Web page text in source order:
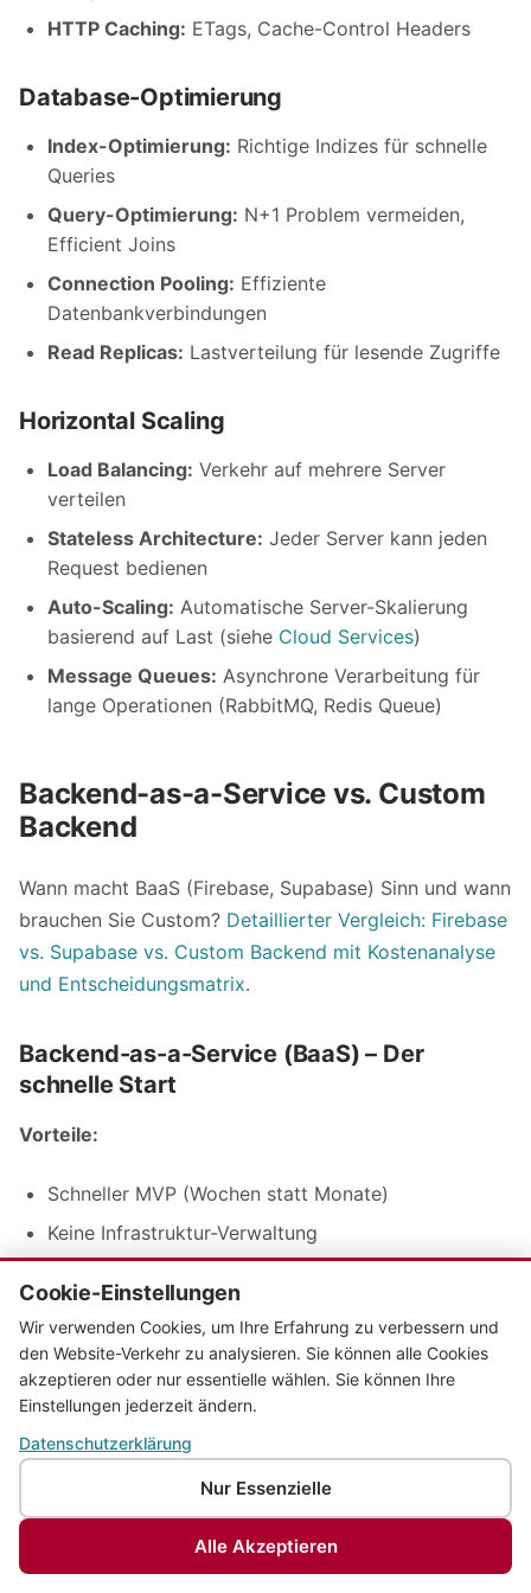
HTTP Caching: ETags, Cache-Control Headers
Database-Optimierung
Index-Optimierung: Richtige Indizes für schnelle
Queries
Query-Optimierung: N+1 Problem vermeiden,
Efficient Joins
Connection Pooling: Effiziente
Datenbankverbindungen
Read Replicas: Lastverteilung für lesende Zugriffe
Horizontal Scaling
Load Balancing: Verkehr auf mehrere Server
verteilen
Stateless Architecture: Jeder Server kann jeden
Request bedienen
Auto-Scaling: Automatische Server-Skalierung
basierend auf Last (siehe Cloud Services)
Message Queues: Asynchrone Verarbeitung für
lange Operationen (RabbitMQ, Redis Queue)
Backend-as-a-Service vs. Custom
Backend
Wann macht BaaS (Firebase, Supabase) Sinn und wann
brauchen Sie Custom? Detaillierter Vergleich: Firebase
vs. Supabase vs. Custom Backend mit Kostenanalyse
und Entscheidungsmatrix.
Backend-as-a-Service (BaaS) – Der
schnelle Start
Vorteile:
Schneller MVP (Wochen statt Monate)
Keine Infrastruktur-Verwaltung
Niedrige Einstiegskosten
Nachteile:
einfache Cloud Functions)
Kosten skalieren linear (€€€ bei Wachstum)
Weniger Kontrolle über Daten und Performance
Cookie-Einstellungen
Wir verwenden Cookies, um Ihre Erfahrung zu verbessern und
den Website-Verkehr zu analysieren. Sie können alle Cookies
akzeptieren oder nur essentielle wählen. Sie können Ihre
Einstellungen jederzeit ändern.
Datenschutzerklärung
Nur Essenzielle
Alle Akzeptieren